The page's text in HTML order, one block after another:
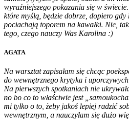
wyraźniejszego pokazania się w
które myślą, będzie dobrze, dopiero
pociachają toporem na kawałki. Nie,
tego, czego nauczy Was Karolina :)
AGATA
Na warsztat zapisałam się chcąc
do wewnętrznego krytyka i
Na pierwszych spotkaniach nie
no bo co to właściwie jest
mi tylko o to, żeby jakoś lepiej radzić
wewnętrznym, a nauczyłam się dużo